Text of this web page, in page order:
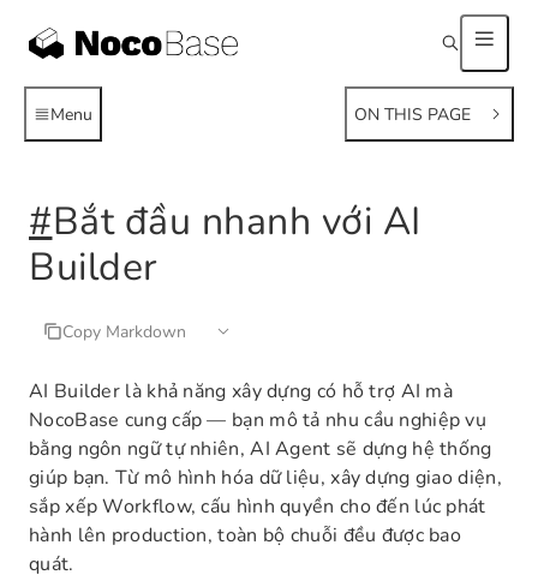
Menu ON THIS PAGE
#Bắt đầu nhanh với AI
Builder
Copy Markdown
AI Builder là khả năng xây dựng có hỗ trợ AI mà
NocoBase cung cấp — bạn mô tả nhu cầu nghiệp vụ
bằng ngôn ngữ tự nhiên, AI Agent sẽ dựng hệ thống
giúp bạn. Từ mô hình hóa dữ liệu, xây dựng giao diện,
sắp xếp Workflow, cấu hình quyền cho đến lúc phát
hành lên production, toàn bộ chuỗi đều được bao
quát.